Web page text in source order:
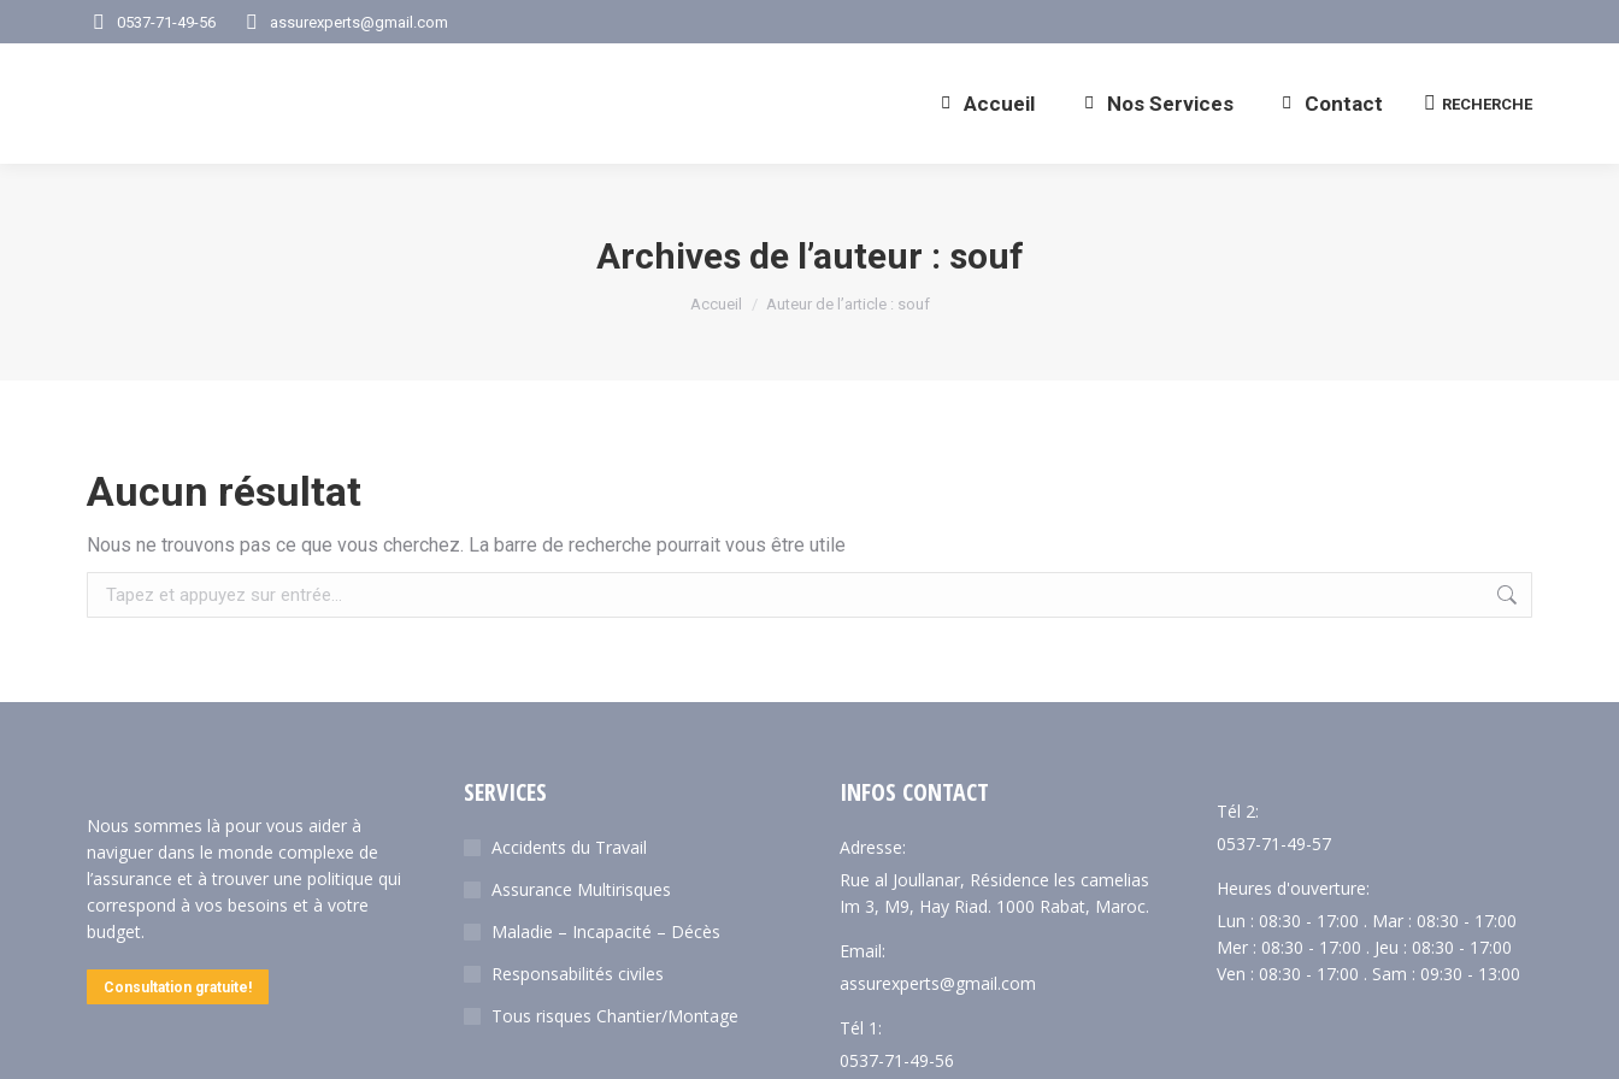
0537-71-49-56 assurexperts@gmail.com
Accueil Nos Services Contact
Recherche
RECHERCHE
Archives de l’auteur : souf
Vous êtes ici :
Accueil Auteur de l’article : souf
Aucun résultat
Nous ne trouvons pas ce que vous cherchez. La barre de recherche pourrait vous être utile
Recherche
:
Nous sommes là pour vous aider à
naviguer dans le monde complexe de
l’assurance et à trouver une politique qui
correspond à vos besoins et à votre
budget.
Consultation gratuite!
SERVICES
Accidents du Travail
Assurance Multirisques
Maladie – Incapacité – Décès
Responsabilités civiles
Tous risques Chantier/Montage
INFOS CONTACT
Adresse:
Rue al Joullanar, Résidence les camelias
Im 3, M9, Hay Riad. 1000 Rabat, Maroc.
Email:
assurexperts@gmail.com
Tél 1:
0537-71-49-56
Tél 2:
0537-71-49-57
Heures d'ouverture:
Lun : 08:30 - 17:00 . Mar : 08:30 - 17:00
Mer : 08:30 - 17:00 . Jeu : 08:30 - 17:00
Ven : 08:30 - 17:00 . Sam : 09:30 - 13:00